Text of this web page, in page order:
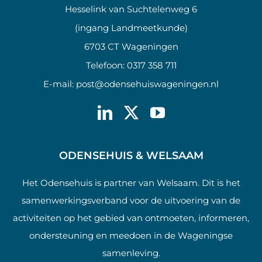
Hesselink van Suchtelenweg 6
(ingang Landmeetkunde)
6703 CT Wageningen
Telefoon: 0317 358 711
E-mail: post@odensehuiswageningen.nl
ODENSEHUIS & WELSAAM
Het Odensehuis is partner van Welsaam. Dit is het
samenwerkingsverband voor de uitvoering van de
activiteiten op het gebied van ontmoeten, informeren,
ondersteuning en meedoen in de Wageningse
samenleving.